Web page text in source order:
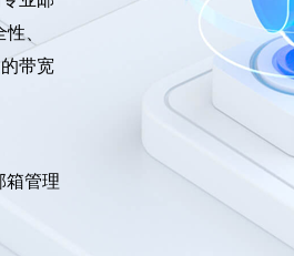
、
带宽
箱管理